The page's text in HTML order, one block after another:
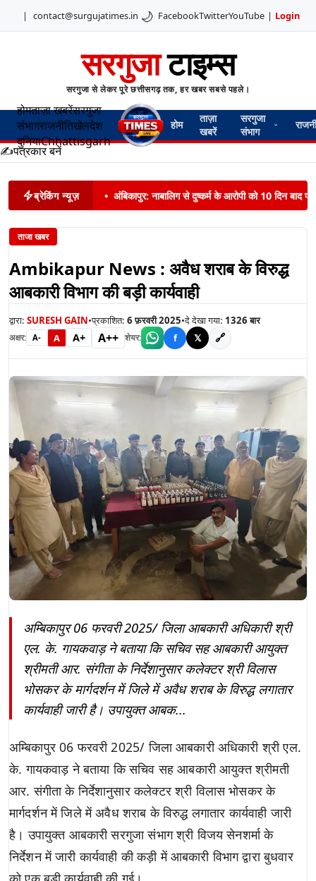
| contact@surgujatimes.in 🌙 FacebookTwitterYouTube | Login
सरगुजाटाइम्स
सरगुजा से लेकर पूरे छत्तीसगढ़ तक, हर खबर सबसे पहले।
होमताज़ा खबरेंसरगुजा
संभागराजनीतिखेलदेश
दुनियाChhattisgarh
होम
ताज़ा
खबरें
सरगुजा
संभाग
✍️पत्रकार बनें
ब्रेकिंग न्यूज़ • अंबिकापुर: नाबालिग से दुष्कर्म के आरोपी को 10 दिन बाद
ताजा खबर
Ambikapur News : अवैध शराब के विरुद्ध
आबकारी विभाग की बड़ी कार्यवाही
द्वारा: SURESH GAIN•प्रकाशित: 6 फ़रवरी 2025•दे देखा गया: 1326बार
अक्षर: A- A A+ A++ शेयर: f 𝕏 🔗
अम्बिकापुर 06 फरवरी 2025/ जिला आबकारी अधिकारी श्री
एल. के. गायकवाड़ ने बताया कि सचिव सह आबकारी आयुक्त
श्रीमती आर. संगीता के निर्देशानुसार कलेक्टर श्री विलास
भोसकर के मार्गदर्शन में जिले में अवैध शराब के विरुद्ध लगातार
कार्यवाही जारी है। उपायुक्त आबक...
अम्बिकापुर 06 फरवरी 2025/ जिला आबकारी अधिकारी श्री एल.
के. गायकवाड़ ने बताया कि सचिव सह आबकारी आयुक्त श्रीमती
आर. संगीता के निर्देशानुसार कलेक्टर श्री विलास भोसकर के
मार्गदर्शन में जिले में अवैध शराब के विरुद्ध लगातार कार्यवाही जारी
है। उपायुक्त आबकारी सरगुजा संभाग श्री विजय सेनशर्मा के
निर्देशन में जारी कार्यवाही की कड़ी में आबकारी विभाग द्वारा बुधवार